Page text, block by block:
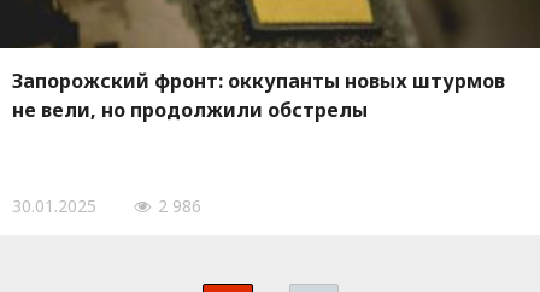
Запорожский фронт: оккупанты новых штурмов
не вели, но продолжили обстрелы
30.01.2025 2 986